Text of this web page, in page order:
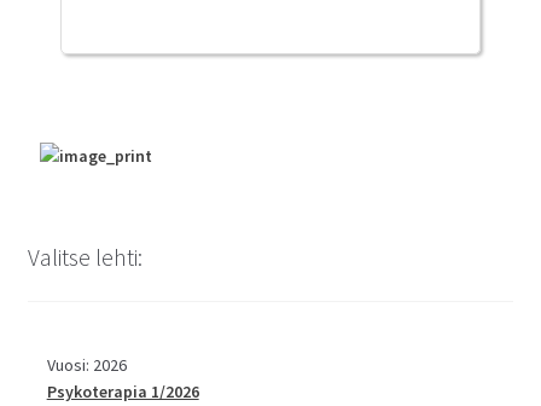
Valitse lehti:
Vuosi: 2026
Psykoterapia 1/2026